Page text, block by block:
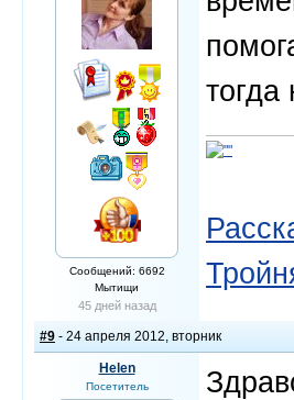
Сообщений: 6692
Мытищи
45 дней назад
#9 - 24 апреля 2012, вторник
Helen
Посетитель